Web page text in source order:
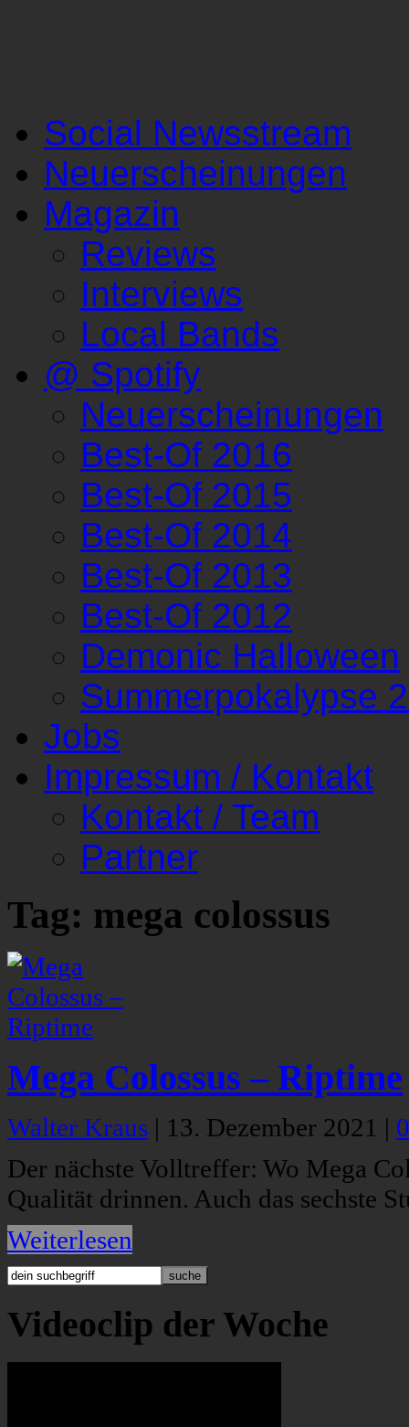
Social Newsstream
Neuerscheinungen
Magazin
Reviews
Interviews
Local Bands
@ Spotify
Neuerscheinungen
Best-Of 2016
Best-Of 2015
Best-Of 2014
Best-Of 2013
Best-Of 2012
Demonic Halloween
Summerpokalypse
Jobs
Impressum / Kontakt
Kontakt / Team
Partner
Tag: mega colossus
Mega Colossus – Riptime
Walter Kraus | 13. Dezember 2021 |
Der nächste Volltreffer: Wo Mega
Qualität drinnen. Auch das sechste
Weiterlesen
Videoclip der Woche